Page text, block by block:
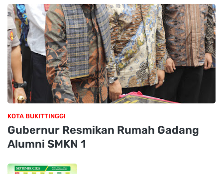
KOTA BUKITTINGGI
Gubernur Resmikan Rumah Gadang
Alumni SMKN 1